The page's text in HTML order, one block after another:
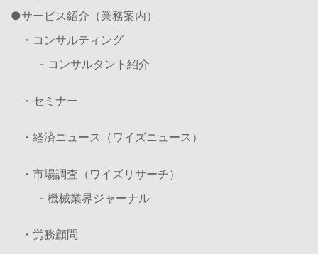
サービス紹介（業務案内）
・コンサルティング
- コンサルタント紹介
・セミナー
・経済ニュース（ワイズニュース）
・市場調査（ワイズリサーチ）
- 機械業界ジャーナル
・労務顧問